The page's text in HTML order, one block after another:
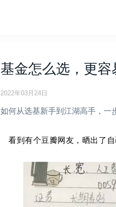
基金怎么选，更容
2022年03月24日
如何从选基新手到江湖高手，一
看到有个豆瓣网友，晒出了